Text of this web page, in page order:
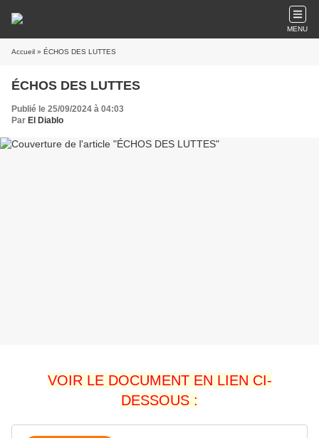
MENU
Accueil » ÉCHOS DES LUTTES
ÉCHOS DES LUTTES
Publié le 25/09/2024 à 04:03
Par El Diablo
VOIR LE DOCUMENT EN LIEN CI-
DESSOUS :